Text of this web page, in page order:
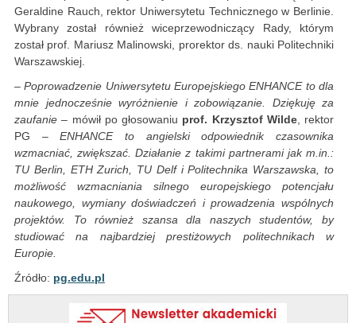
Geraldine Rauch, rektor Uniwersytetu Technicznego w Berlinie.
Wybrany został również wiceprzewodniczący Rady, którym
został prof. Mariusz Malinowski, prorektor ds. nauki Politechniki
Warszawskiej.
– Poprowadzenie Uniwersytetu Europejskiego ENHANCE to dla
mnie jednocześnie wyróżnienie i zobowiązanie. Dziękuję za
zaufanie – mówił po głosowaniu prof. Krzysztof Wilde, rektor
PG – ENHANCE to angielski odpowiednik czasownika
wzmacniać, zwiększać. Działanie z takimi partnerami jak m.in.:
TU Berlin, ETH Zurich, TU Delf i Politechnika Warszawska, to
możliwość wzmacniania silnego europejskiego potencjału
naukowego, wymiany doświadczeń i prowadzenia wspólnych
projektów. To również szansa dla naszych studentów, by
studiować na najbardziej prestiżowych politechnikach w
Europie.
Źródło: pg.edu.pl